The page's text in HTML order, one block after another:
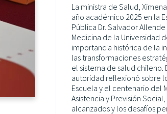
La ministra de Salud,
año académico 2025 en la
Pública Dr. Salvador
Medicina de la Universidad
importancia histórica de la
las transformaciones
el sistema de salud chileno.
autoridad reflexionó sobre
Escuela y el centenario del
Asistencia y Previsión
alcanzados y los desafíos